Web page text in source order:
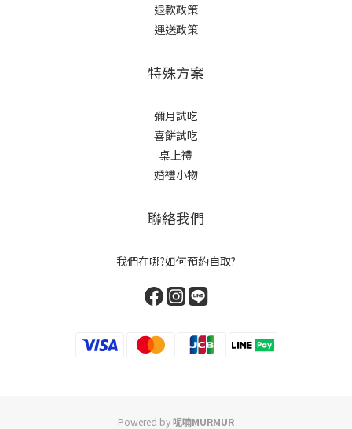
退款政策
運送政策
特殊方案
彌月試吃
喜餅試吃
桌上禮
婚禮小物
聯絡我們
我們在哪?如何預約自取?
Powered by呢喃MURMUR